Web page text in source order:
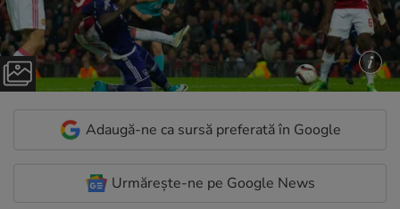
Adaugă-ne ca sursă preferată în Google
Urmărește-ne pe Google News